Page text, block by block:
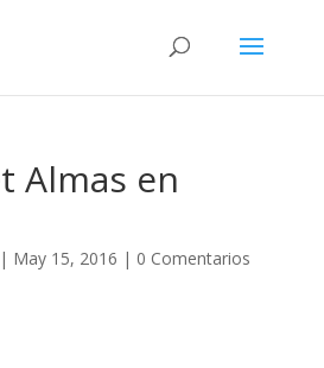
Almas en
| May 15, 2016 | 0 Comentarios